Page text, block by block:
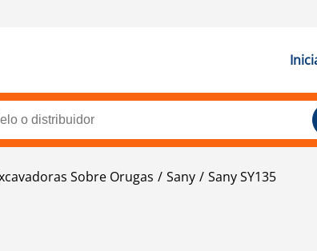
Sobre Orugas Sany Sany SY135